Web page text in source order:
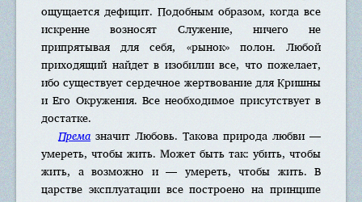
ощущается дефицит. Подобным образом, когда все
искренне возносят Служение, ничего не
припрятывая для себя, «рынок» полон. Любой
приходящий найдет в изобилии все, что пожелает,
ибо существует сердечное жертвование для Кришны
и Его Окружения. Все необходимое присутствует в
достатке.
Премазначит Любовь. Такова природа любви —
умереть, чтобы жить. Может быть так: убить, чтобы
жить, а возможно и — умереть, чтобы жить. В
царстве эксплуатации все построено на принципе